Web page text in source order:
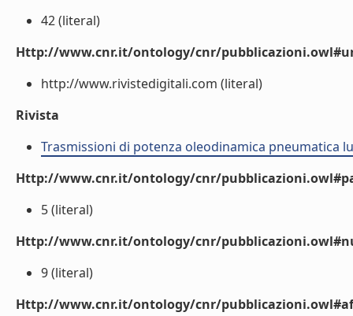
42 (literal)
Http://www.cnr.it/ontology/cnr/
http://www.rivistedigitali.com (literal)
Rivista
Trasmissioni di potenza oleodinamica pneumatica
Http://www.cnr.it/ontology/cnr/
5 (literal)
Http://www.cnr.it/ontology/cnr/
9 (literal)
Http://www.cnr.it/ontology/cnr/